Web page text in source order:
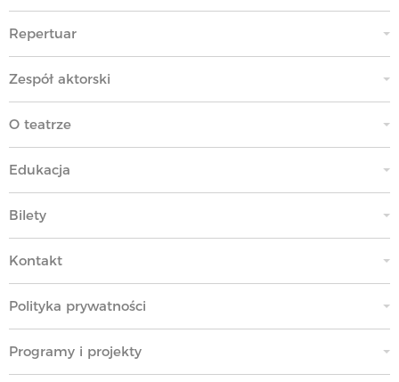
Repertuar
Zespół aktorski
O teatrze
Edukacja
Bilety
Kontakt
Polityka prywatności
Programy i projekty